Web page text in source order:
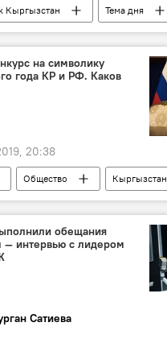
Кыргызстан
Тема дня
Кыргызстан
учебник
вузына символику
года КР и РФ. Каков
20:38
Общество
Кыргызстан
год
год Кыргызстана и России
обещания
— интервью с лидером
Сатиева